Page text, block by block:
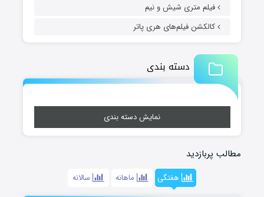
فیلم متری شیش و نیم
کالکشن فیلم‌های هری پاتر
دسته بندی
نمایش دسته بندی
مطالب پربازدید
هفتگی ماهانه سالانه